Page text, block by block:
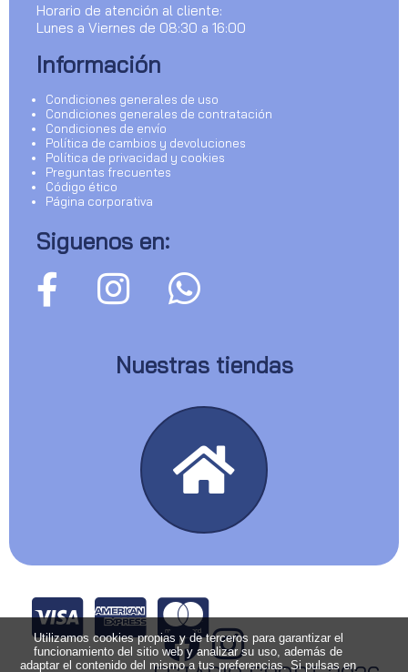
Horario de atención al cliente:
Lunes a Viernes de 08:30 a 16:00
Información
Condiciones generales de uso
Condiciones generales de contratación
Condiciones de envío
Política de cambios y devoluciones
Política de privacidad y cookies
Preguntas frecuentes
Código ético
Página corporativa
Siguenos en:
Nuestras tiendas
Utilizamos cookies propias y de terceros para garantizar el
funcionamiento del sitio web y analizar su uso, además de
adaptar el contenido del mismo a tus preferencias. Si pulsas en